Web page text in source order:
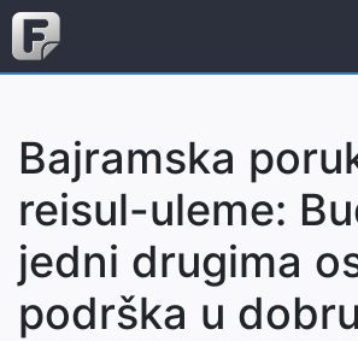
Bajramska
reisul-uleme:
jedni drugima
podrška u dobru